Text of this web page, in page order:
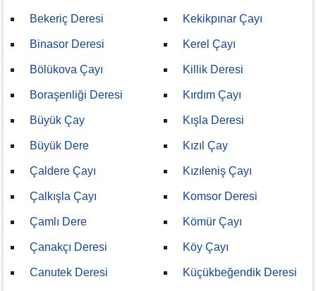
Bekeriç Deresi
Binasor Deresi
Bölükova Çayı
Boraşenliği Deresi
Büyük Çay
Büyük Dere
Çaldere Çayı
Çalkışla Çayı
Çamlı Dere
Çanakçı Deresi
Canutek Deresi
Kekikpınar Çayı
Kerel Çayı
Killik Deresi
Kırdım Çayı
Kışla Deresi
Kızıl Çay
Kızıleniş Çayı
Komsor Deresi
Kömür Çayı
Köy Çayı
Küçükbeğendik Deresi